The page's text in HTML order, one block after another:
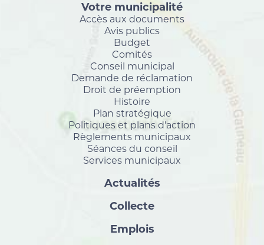
Votre municipalité
Accès aux documents
Avis publics
Budget
Comités
Conseil municipal
Demande de réclamation
Droit de préemption
Histoire
Plan stratégique
Politiques et plans d'action
Règlements municipaux
Séances du conseil
Services municipaux
Actualités
Collecte
Emplois